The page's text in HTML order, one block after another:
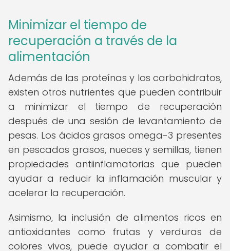
Minimizar el tiempo de
recuperación a través de la
alimentación
Además de las proteínas y los carbohidratos,
existen otros nutrientes que pueden contribuir
a minimizar el tiempo de recuperación
después de una sesión de levantamiento de
pesas. Los ácidos grasos omega-3 presentes
en pescados grasos, nueces y semillas, tienen
propiedades antiinflamatorias que pueden
ayudar a reducir la inflamación muscular y
acelerar la recuperación.
Asimismo, la inclusión de alimentos ricos en
antioxidantes como frutas y verduras de
colores vivos, puede ayudar a combatir el